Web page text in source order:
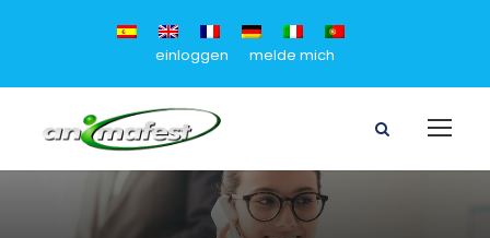
einloggen melde mich